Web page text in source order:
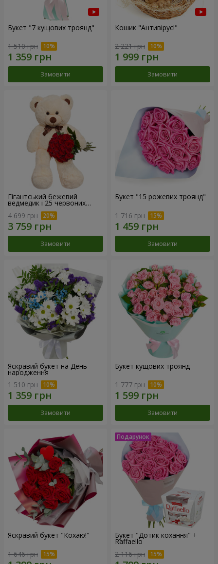
Букет "7 кущових троянд"
1 510 грн
Замовити
Кошик "Антивірус!"
2 221 грн
Замовити
Гігантський бежевий
ведмедик і 25 червоних
троянд
4 699 грн
Замовити
Букет "15 рожевих троянд"
1 716 грн
Замовити
Яскравий букет на День
народження
1 510 грн
Замовити
Букет кущових троянд
1 777 грн
Замовити
Яскравий букет "Кохаю!"
1 646 грн
Букет "Дотик кохання" +
Raffaello
2 116 грн